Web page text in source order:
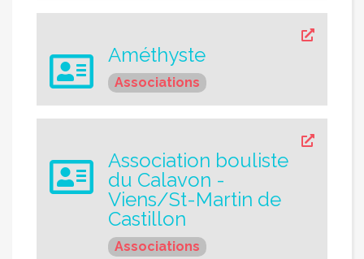
Améthyste
Associations
Association bouliste
du Calavon -
Viens/St-Martin de
Castillon
Associations